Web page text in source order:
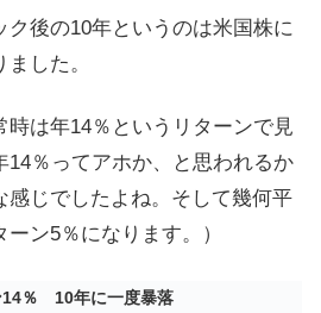
後の10年というのは米国株に
した。
時は年14％というリターンで見
14％ってアホか、と思われるか
感じでしたよね。そして幾何平
ン5％になります。）
14％ 10年に一度暴落